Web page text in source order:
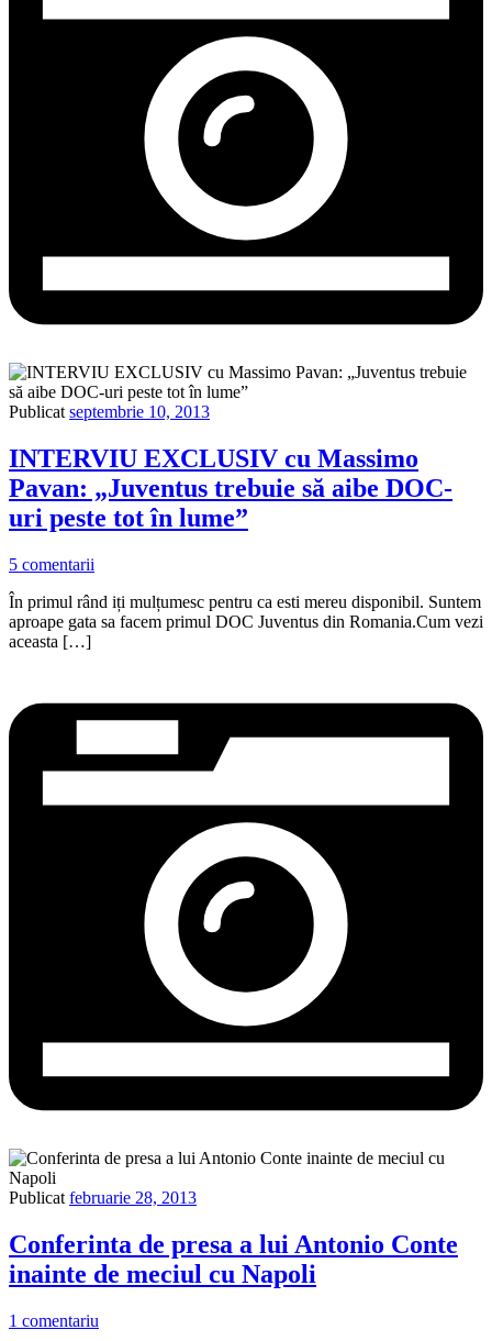
Publicat septembrie 10, 2013
INTERVIU EXCLUSIV cu Massimo
Pavan: „Juventus trebuie să aibe DOC-
uri peste tot în lume”
5 comentarii
În primul rând iți mulțumesc pentru ca esti mereu disponibil. Suntem
aproape gata sa facem primul DOC Juventus din Romania.Cum vezi
aceasta […]
Publicat februarie 28, 2013
Conferinta de presa a lui Antonio Conte
inainte de meciul cu Napoli
1 comentariu